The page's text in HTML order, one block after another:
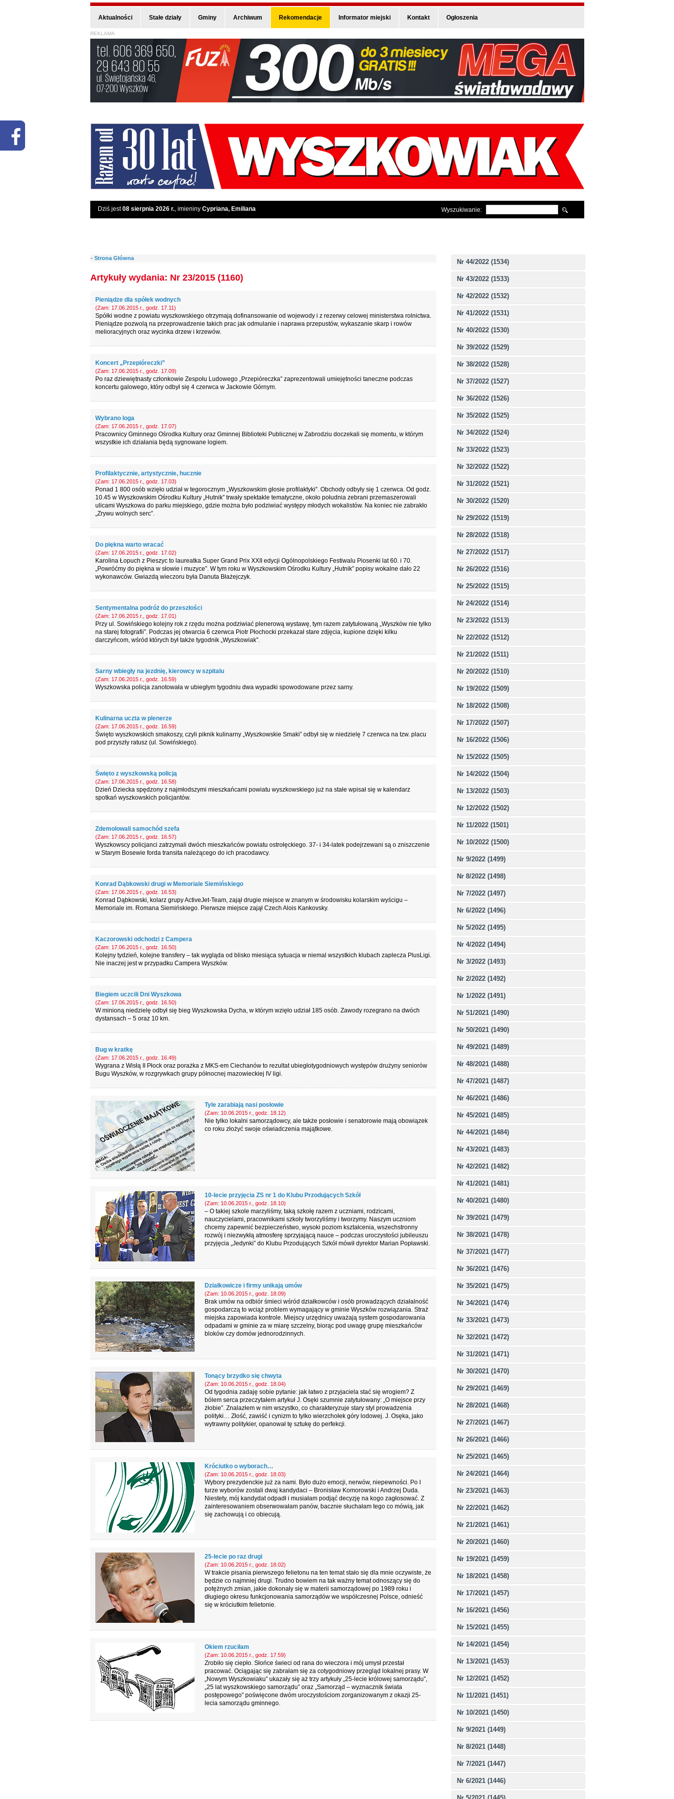
Aktualności Stałe działy Gminy Archiwum Rekomendacje Informator miejski Kontakt Ogłoszenia
REKLAMA
Dziś jest08 sierpnia 2026 r., imieniny Cypriana, Emiliana Wyszukiwanie:
Nr 44/2022 (1534)
Nr 43/2022 (1533)
Nr 42/2022 (1532)
Nr 41/2022 (1531)
Nr 40/2022 (1530)
Nr 39/2022 (1529)
Nr 38/2022 (1528)
Nr 37/2022 (1527)
Nr 36/2022 (1526)
Nr 35/2022 (1525)
Nr 34/2022 (1524)
Nr 33/2022 (1523)
Nr 32/2022 (1522)
Nr 31/2022 (1521)
Nr 30/2022 (1520)
Nr 29/2022 (1519)
Nr 28/2022 (1518)
Nr 27/2022 (1517)
Nr 26/2022 (1516)
Nr 25/2022 (1515)
Nr 24/2022 (1514)
Nr 23/2022 (1513)
Nr 22/2022 (1512)
Nr 21/2022 (1511)
Nr 20/2022 (1510)
Nr 19/2022 (1509)
Nr 18/2022 (1508)
Nr 17/2022 (1507)
Nr 16/2022 (1506)
Nr 15/2022 (1505)
Nr 14/2022 (1504)
Nr 13/2022 (1503)
Nr 12/2022 (1502)
Nr 11/2022 (1501)
Nr 10/2022 (1500)
Nr 9/2022 (1499)
Nr 8/2022 (1498)
Nr 7/2022 (1497)
Nr 6/2022 (1496)
Nr 5/2022 (1495)
Nr 4/2022 (1494)
Nr 3/2022 (1493)
Nr 2/2022 (1492)
Nr 1/2022 (1491)
Nr 51/2021 (1490)
Nr 50/2021 (1490)
Nr 49/2021 (1489)
Nr 48/2021 (1488)
Nr 47/2021 (1487)
Nr 46/2021 (1486)
Nr 45/2021 (1485)
Nr 44/2021 (1484)
Nr 43/2021 (1483)
Nr 42/2021 (1482)
Nr 41/2021 (1481)
Nr 40/2021 (1480)
Nr 39/2021 (1479)
Nr 38/2021 (1478)
Nr 37/2021 (1477)
Nr 36/2021 (1476)
Nr 35/2021 (1475)
Nr 34/2021 (1474)
Nr 33/2021 (1473)
Nr 32/2021 (1472)
Nr 31/2021 (1471)
Nr 30/2021 (1470)
Nr 29/2021 (1469)
Nr 28/2021 (1468)
Nr 27/2021 (1467)
Nr 26/2021 (1466)
Nr 25/2021 (1465)
Nr 24/2021 (1464)
Nr 23/2021 (1463)
Nr 22/2021 (1462)
Nr 21/2021 (1461)
Nr 20/2021 (1460)
Nr 19/2021 (1459)
Nr 18/2021 (1458)
Nr 17/2021 (1457)
Nr 16/2021 (1456)
Nr 15/2021 (1455)
Nr 14/2021 (1454)
Nr 13/2021 (1453)
Nr 12/2021 (1452)
Nr 11/2021 (1451)
Nr 10/2021 (1450)
Nr 9/2021 (1449)
Nr 8/2021 (1448)
Nr 7/2021 (1447)
Nr 6/2021 (1446)
- Strona Główna
Artykuły wydania: Nr 23/2015 (1160)
Pieniądze dla spółek wodnych
(Zam: 17.06.2015 r., godz. 17.11)
Spółki wodne z powiatu wyszkowskiego otrzymają dofinansowanie od wojewody i z rezerwy celowej ministerstwa rolnictwa.
Pieniądze pozwolą na przeprowadzenie takich prac jak odmulanie i naprawa przepustów, wykaszanie skarp i rowów
melioracyjnych oraz wycinka drzew i krzewów.
Koncert „Przepióreczki”
(Zam: 17.06.2015 r., godz. 17.09)
Po raz dziewiętnasty członkowie Zespołu Ludowego „Przepióreczka” zaprezentowali umiejętności taneczne podczas
koncertu galowego, który odbył się 4 czerwca w Jackowie Górnym.
Wybrano loga
(Zam: 17.06.2015 r., godz. 17.07)
Pracownicy Gminnego Ośrodka Kultury oraz Gminnej Biblioteki Publicznej w Zabrodziu doczekali się momentu, w którym
wszystkie ich działania będą sygnowane logiem.
Profilaktycznie, artystycznie, hucznie
(Zam: 17.06.2015 r., godz. 17.03)
Ponad 1 800 osób wzięło udział w tegorocznym „Wyszkowskim głosie profilaktyki”. Obchody odbyły się 1 czerwca. Od godz.
10.45 w Wyszkowskim Ośrodku Kultury „Hutnik” trwały spektakle tematyczne, około południa zebrani przemaszerowali
ulicami Wyszkowa do parku miejskiego, gdzie można było podziwiać występy młodych wokalistów. Na koniec nie zabrakło
„Zrywu wolnych serc”.
Do piękna warto wracać
(Zam: 17.06.2015 r., godz. 17.02)
Karolina Łopuch z Pieszyc to laureatka Super Grand Prix XXII edycji Ogólnopolskiego Festiwalu Piosenki lat 60. i 70.
„Powróćmy do piękna w słowie i muzyce”. W tym roku w Wyszkowskim Ośrodku Kultury „Hutnik” popisy wokalne dało 22
wykonawców. Gwiazdą wieczoru była Danuta Błażejczyk.
Sentymentalna podróż do przeszłości
(Zam: 17.06.2015 r., godz. 17.01)
Przy ul. Sowińskiego kolejny rok z rzędu można podziwiać plenerową wystawę, tym razem zatytułowaną „Wyszków nie tylko
na starej fotografii”. Podczas jej otwarcia 6 czerwca Piotr Płochocki przekazał stare zdjęcia, kupione dzięki kilku
darczyńcom, wśród których był także tygodnik „Wyszkowiak”.
Sarny wbiegły na jezdnię, kierowcy w szpitalu
(Zam: 17.06.2015 r., godz. 16.59)
Wyszkowska policja zanotowała w ubiegłym tygodniu dwa wypadki spowodowane przez sarny.
Kulinarna uczta w plenerze
(Zam: 17.06.2015 r., godz. 16.59)
Święto wyszkowskich smakoszy, czyli piknik kulinarny „Wyszkowskie Smaki” odbył się w niedzielę 7 czerwca na tzw. placu
pod przyszły ratusz (ul. Sowińskiego).
Święto z wyszkowską policją
(Zam: 17.06.2015 r., godz. 16.58)
Dzień Dziecka spędzony z najmłodszymi mieszkańcami powiatu wyszkowskiego już na stałe wpisał się w kalendarz
spotkań wyszkowskich policjantów.
Zdemolowali samochód szefa
(Zam: 17.06.2015 r., godz. 16.57)
Wyszkowscy policjanci zatrzymali dwóch mieszkańców powiatu ostrołęckiego. 37- i 34-latek podejrzewani są o zniszczenie
w Starym Bosewie forda transita należącego do ich pracodawcy.
Konrad Dąbkowski drugi w Memoriale Siemińskiego
(Zam: 17.06.2015 r., godz. 16.53)
Konrad Dąbkowski, kolarz grupy ActiveJet-Team, zajął drugie miejsce w znanym w środowisku kolarskim wyścigu –
Memoriale im. Romana Siemińskiego. Pierwsze miejsce zajął Czech Alois Kankovsky.
Kaczorowski odchodzi z Campera
(Zam: 17.06.2015 r., godz. 16.50)
Kolejny tydzień, kolejne transfery – tak wygląda od blisko miesiąca sytuacja w niemal wszystkich klubach zaplecza PlusLigi.
Nie inaczej jest w przypadku Campera Wyszków.
Biegiem uczcili Dni Wyszkowa
(Zam: 17.06.2015 r., godz. 16.50)
W minioną niedzielę odbył się bieg Wyszkowska Dycha, w którym wzięło udział 185 osób. Zawody rozegrano na dwóch
dystansach – 5 oraz 10 km.
Bug w kratkę
(Zam: 17.06.2015 r., godz. 16.49)
Wygrana z Wisłą II Płock oraz porażka z MKS-em Ciechanów to rezultat ubiegłotygodniowych występów drużyny seniorów
Bugu Wyszków, w rozgrywkach grupy północnej mazowieckiej IV ligi.
Tyle zarabiają nasi posłowie
(Zam: 10.06.2015 r., godz. 18.12)
Nie tylko lokalni samorządowcy, ale także posłowie i senatorowie mają obowiązek
co roku złożyć swoje oświadczenia majątkowe.
10-lecie przyjęcia ZS nr 1 do Klubu Przodujących Szkół
(Zam: 10.06.2015 r., godz. 18.10)
– O takiej szkole marzyliśmy, taką szkołę razem z uczniami, rodzicami,
nauczycielami, pracownikami szkoły tworzyliśmy i tworzymy. Naszym uczniom
chcemy zapewnić bezpieczeństwo, wysoki poziom kształcenia, wszechstronny
rozwój i niezwykłą atmosferę sprzyjającą nauce – podczas uroczystości jubileuszu
przyjęcia „Jedynki” do Klubu Przodujących Szkół mówił dyrektor Marian Popławski.
Działkowicze i firmy unikają umów
(Zam: 10.06.2015 r., godz. 18.09)
Brak umów na odbiór śmieci wśród działkowców i osób prowadzących działalność
gospodarczą to wciąż problem wymagający w gminie Wyszków rozwiązania. Straż
miejska zapowiada kontrole. Miejscy urzędnicy uważają system gospodarowania
odpadami w gminie za w miarę szczelny, biorąc pod uwagę grupę mieszkańców
bloków czy domów jednorodzinnych.
Tonący brzydko się chwyta
(Zam: 10.06.2015 r., godz. 18.04)
Od tygodnia zadaję sobie pytanie: jak łatwo z przyjaciela stać się wrogiem? Z
bólem serca przeczytałem artykuł J. Osęki szumnie zatytułowany: „O miejsce przy
żłobie”. Znalazłem w nim wszystko, co charakteryzuje stary styl prowadzenia
polityki… Złość, zawiść i cynizm to tylko wierzchołek góry lodowej. J. Osęka, jako
wytrawny politykier, opanował tę sztukę do perfekcji.
Króciutko o wyborach…
(Zam: 10.06.2015 r., godz. 18.03)
Wybory prezydenckie już za nami. Było dużo emocji, nerwów, niepewności. Po I
turze wyborów zostali dwaj kandydaci – Bronisław Komorowski i Andrzej Duda.
Niestety, mój kandydat odpadł i musiałam podjąć decyzję na kogo zagłosować. Z
zainteresowaniem obserwowałam panów, bacznie słuchałam tego co mówią, jak
się zachowują i co obiecują.
25-lecie po raz drugi
(Zam: 10.06.2015 r., godz. 18.02)
W trakcie pisania pierwszego felietonu na ten temat stało się dla mnie oczywiste, że
będzie co najmniej drugi. Trudno bowiem na tak ważny temat odnoszący się do
potężnych zmian, jakie dokonały się w materii samorządowej po 1989 roku i
długiego okresu funkcjonowania samorządów we współczesnej Polsce, odnieść
się w króciutkim felietonie.
Okiem rzuciłam
(Zam: 10.06.2015 r., godz. 17.59)
Zrobiło się ciepło. Słońce świeci od rana do wieczora i mój umysł przestał
pracować. Ociągając się zabrałam się za cotygodniowy przegląd lokalnej prasy. W
„Nowym Wyszkowiaku” ukazały się aż trzy artykuły „25-lecie królowej samorządu”,
„25 lat wyszkowskiego samorządu” oraz „Samorząd – wyznacznik świata
postępowego” poświęcone dwóm uroczystościom zorganizowanym z okazji 25-
lecia samorządu gminnego.